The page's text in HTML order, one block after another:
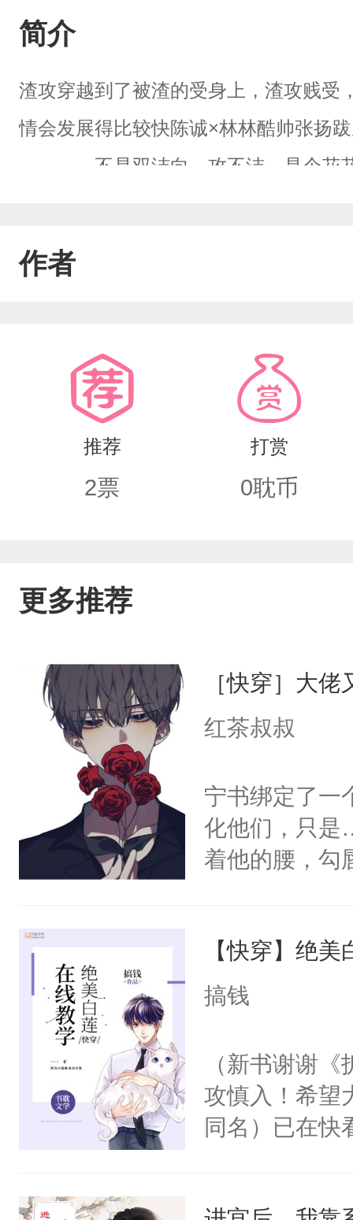
简介
渣攻穿越到了被渣的受身上，渣攻贱受
情会发展得比较快陈诚×林林酷帅张
————不是双洁向，攻不洁，是个花
在一起之前的林林身上，故事倒流，
的经历，开始从新爱上了受，可是伤
作者
推荐
2票
打赏
0耽币
更多推荐
［快穿］大
红茶叔叔
宁书绑定了一
化他们，只是
着他的腰，勾
来，给老公
用力——为你
【快穿】绝
搞钱
（新书谢谢
攻慎入！希望
同名）已在快